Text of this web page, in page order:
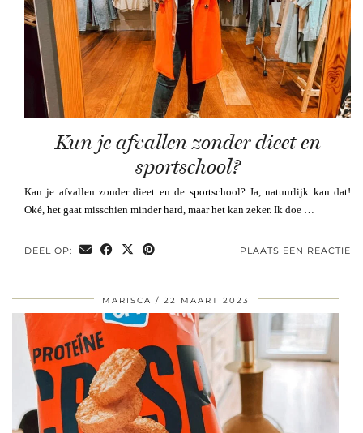
Kun je afvallen zonder dieet en
sportschool?
Kan je afvallen zonder dieet en de sportschool? Ja, natuurlijk kan dat!
Oké, het gaat misschien minder hard, maar het kan zeker. Ik doe …
DEEL OP: PLAATS EEN REACTIE
MARISCA 22 MAART 2023